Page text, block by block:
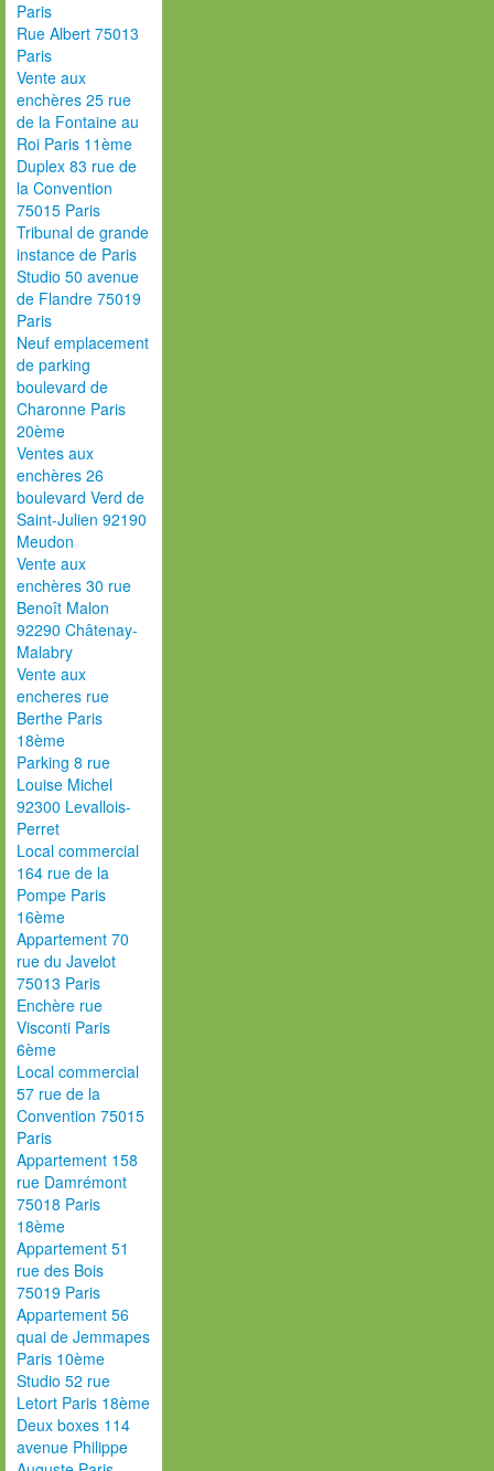
Paris
Rue Albert 75013
Paris
Vente aux
enchères 25 rue
de la Fontaine au
Roi Paris 11ème
Duplex 83 rue de
la Convention
75015 Paris
Tribunal de grande
instance de Paris
Studio 50 avenue
de Flandre 75019
Paris
Neuf emplacement
de parking
boulevard de
Charonne Paris
20ème
Ventes aux
enchères 26
boulevard Verd de
Saint-Julien 92190
Meudon
Vente aux
enchères 30 rue
Benoît Malon
92290 Châtenay-
Malabry
Vente aux
encheres rue
Berthe Paris
18ème
Parking 8 rue
Louise Michel
92300 Levallois-
Perret
Local commercial
164 rue de la
Pompe Paris
16ème
Appartement 70
rue du Javelot
75013 Paris
Enchère rue
Visconti Paris
6ème
Local commercial
57 rue de la
Convention 75015
Paris
Appartement 158
rue Damrémont
75018 Paris
18ème
Appartement 51
rue des Bois
75019 Paris
Appartement 56
quai de Jemmapes
Paris 10ème
Studio 52 rue
Letort Paris 18ème
Deux boxes 114
avenue Philippe